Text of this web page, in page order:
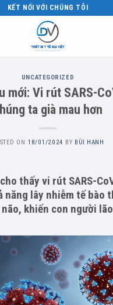
KẾT NỐI VỚI CHÚNG TÔI
UNCATEGORIZED
mới: Vi rút SARS-
ta già mau hơn
ON 18/01/2024 BY BÙI HẠNH
thấy vi rút SARS-
năng lây nhiễm tế bào
khiến con người